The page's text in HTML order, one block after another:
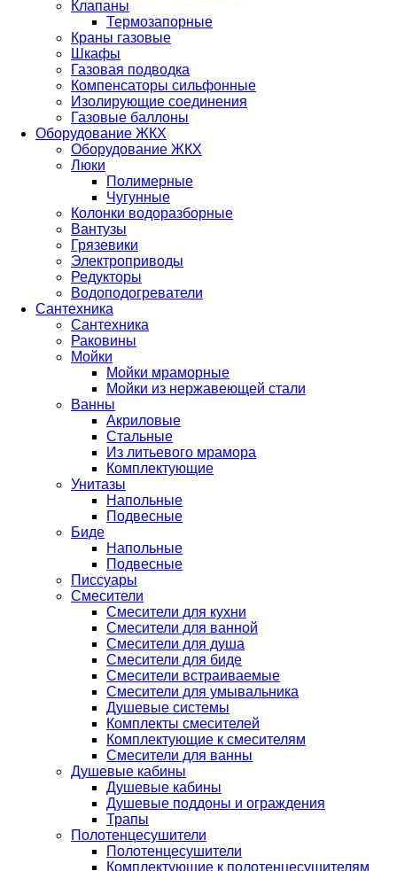
Клапаны
Термозапорные
Краны газовые
Шкафы
Газовая подводка
Компенсаторы сильфонные
Изолирующие соединения
Газовые баллоны
Оборудование ЖКХ
Оборудование ЖКХ
Люки
Полимерные
Чугунные
Колонки водоразборные
Вантузы
Грязевики
Электроприводы
Редукторы
Водоподогреватели
Сантехника
Сантехника
Раковины
Мойки
Мойки мраморные
Мойки из нержавеющей стали
Ванны
Акриловые
Стальные
Из литьевого мрамора
Комплектующие
Унитазы
Напольные
Подвесные
Биде
Напольные
Подвесные
Писсуары
Смесители
Смесители для кухни
Смесители для ванной
Смесители для душа
Смесители для биде
Смесители встраиваемые
Смесители для умывальника
Душевые системы
Комплекты смесителей
Комплектующие к смесителям
Смесители для ванны
Душевые кабины
Душевые кабины
Душевые поддоны и ограждения
Трапы
Полотенцесушители
Полотенцесушители
Комплектующие к полотенцесушителям